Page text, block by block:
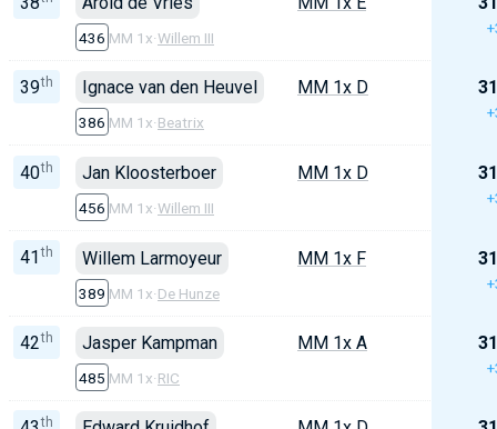
436 MM 1x·Willem III
39th Ignace van den Heuvel
386 MM 1x·Beatrix
MM 1x D
40th Jan Kloosterboer
456 MM 1x·Willem III
MM 1x D
41 th Willem Larmoyeur
389 MM 1x·De Hunze
MM 1x F
42th Jasper Kampman
485 MM 1x·RIC
MM 1x A
th